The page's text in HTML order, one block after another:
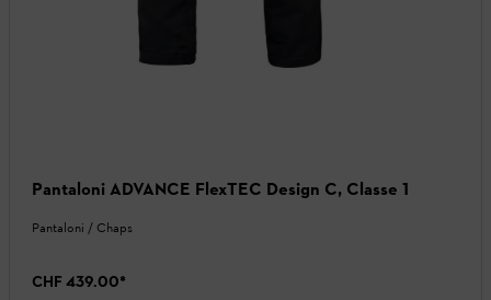
Pantaloni ADVANCE FlexTEC Design C, Classe 1
Pantaloni / Chaps
CHF 439.00*